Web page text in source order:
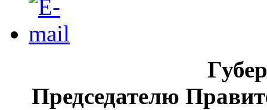
Председателю